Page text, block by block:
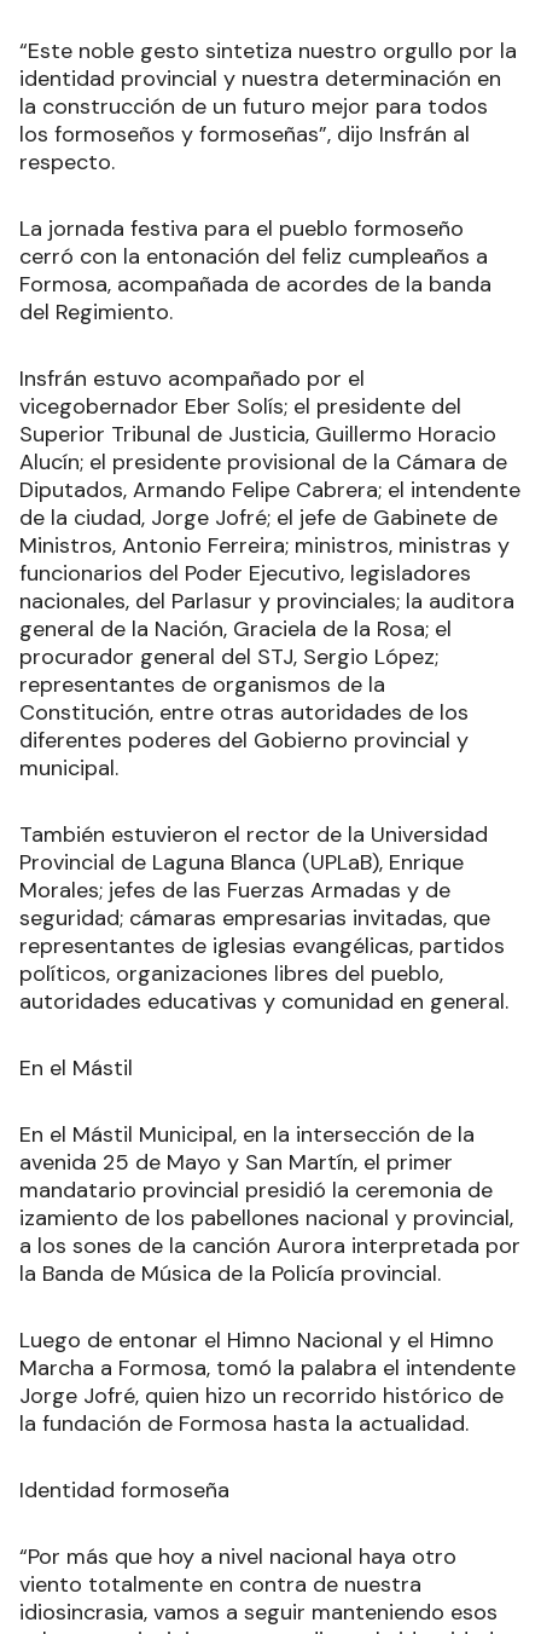
“Este noble gesto sintetiza nuestro orgullo por la
identidad provincial y nuestra determinación en
la construcción de un futuro mejor para todos
los formoseños y formoseñas”, dijo Insfrán al
respecto.
La jornada festiva para el pueblo formoseño
cerró con la entonación del feliz cumpleaños a
Formosa, acompañada de acordes de la banda
del Regimiento.
Insfrán estuvo acompañado por el
vicegobernador Eber Solís; el presidente del
Superior Tribunal de Justicia, Guillermo Horacio
Alucín; el presidente provisional de la Cámara de
Diputados, Armando Felipe Cabrera; el intendente
de la ciudad, Jorge Jofré; el jefe de Gabinete de
Ministros, Antonio Ferreira; ministros, ministras y
funcionarios del Poder Ejecutivo, legisladores
nacionales, del Parlasur y provinciales; la auditora
general de la Nación, Graciela de la Rosa; el
procurador general del STJ, Sergio López;
representantes de organismos de la
Constitución, entre otras autoridades de los
diferentes poderes del Gobierno provincial y
municipal.
También estuvieron el rector de la Universidad
Provincial de Laguna Blanca (UPLaB), Enrique
Morales; jefes de las Fuerzas Armadas y de
seguridad; cámaras empresarias invitadas, que
representantes de iglesias evangélicas, partidos
políticos, organizaciones libres del pueblo,
autoridades educativas y comunidad en general.
En el Mástil
En el Mástil Municipal, en la intersección de la
avenida 25 de Mayo y San Martín, el primer
mandatario provincial presidió la ceremonia de
izamiento de los pabellones nacional y provincial,
a los sones de la canción Aurora interpretada por
la Banda de Música de la Policía provincial.
Luego de entonar el Himno Nacional y el Himno
Marcha a Formosa, tomó la palabra el intendente
Jorge Jofré, quien hizo un recorrido histórico de
la fundación de Formosa hasta la actualidad.
Identidad formoseña
“Por más que hoy a nivel nacional haya otro
viento totalmente en contra de nuestra
idiosincrasia, vamos a seguir manteniendo esos